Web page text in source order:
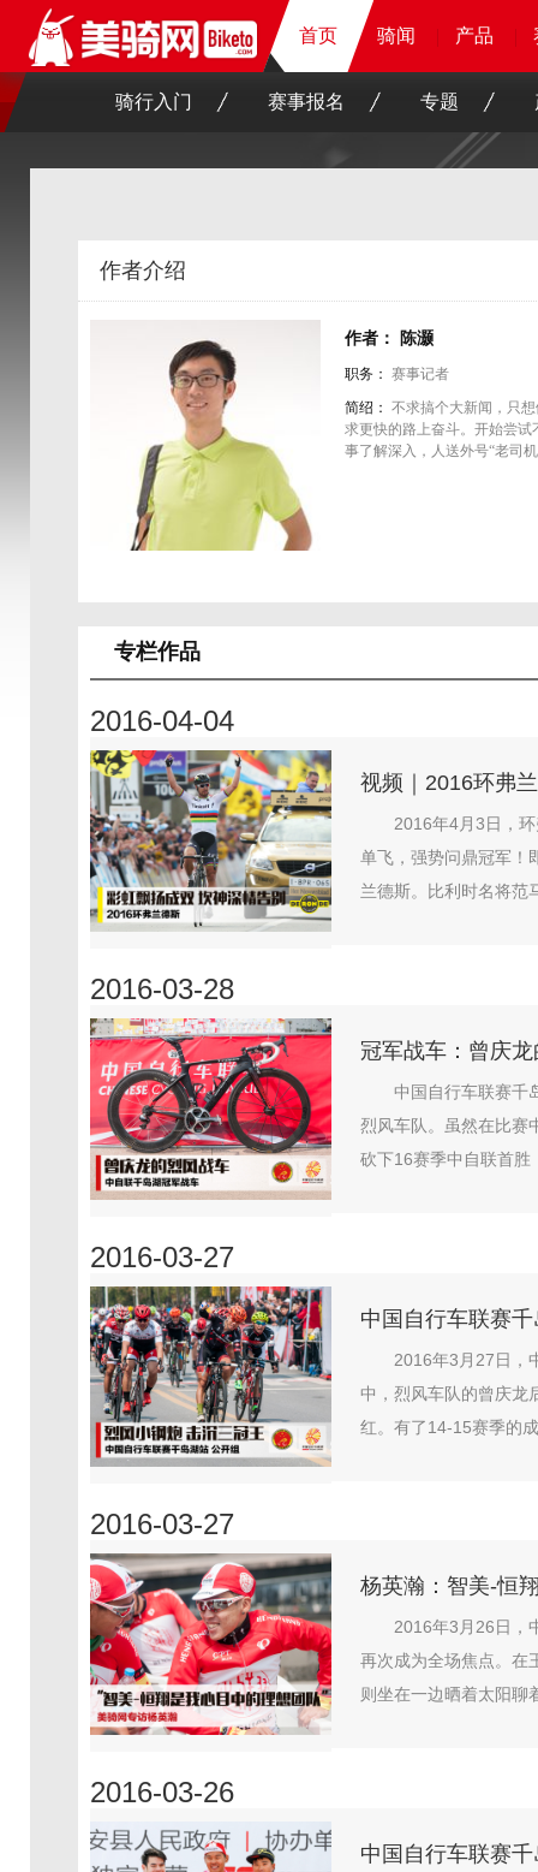
骑闻 产品
首页 骑闻 产品
首页 骑闻 产品
首页 骑闻 产品
骑行入门 赛事报名 专题
作者介绍
作者： 陈灏
职务： 赛事记者
简绍： 不求搞个大新闻，只
求更快的路上奋斗。开始尝
事了解深入，人送外号“老司
专栏作品
2016-04-04
视频｜2016环弗
2016年4月3日，
单飞，强势问鼎冠军！
兰德斯。比利时名将范
2016-03-28
冠军战车：曾庆龙
中国自行车联赛千
烈风车队。虽然在比赛
砍下16赛季中自联首胜
2016-03-27
中国自行车联赛
2016年3月27日，
中，烈风车队的曾庆龙
红。有了14-15赛季的
2016-03-27
杨英瀚：智美-恒
2016年3月26日，
再次成为全场焦点。在
则坐在一边晒着太阳聊
2016-03-26
中国自行车联赛